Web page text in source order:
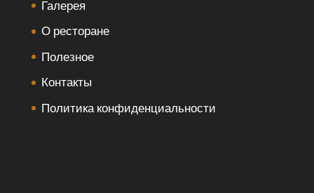
Галерея
О ресторане
Полезное
Контакты
Политика конфиденциальности